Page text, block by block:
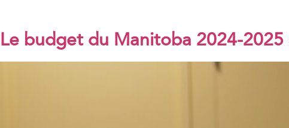
Le budget du Manitoba 2024-2025